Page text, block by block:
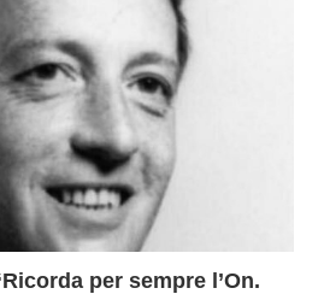
per sempre l’On.